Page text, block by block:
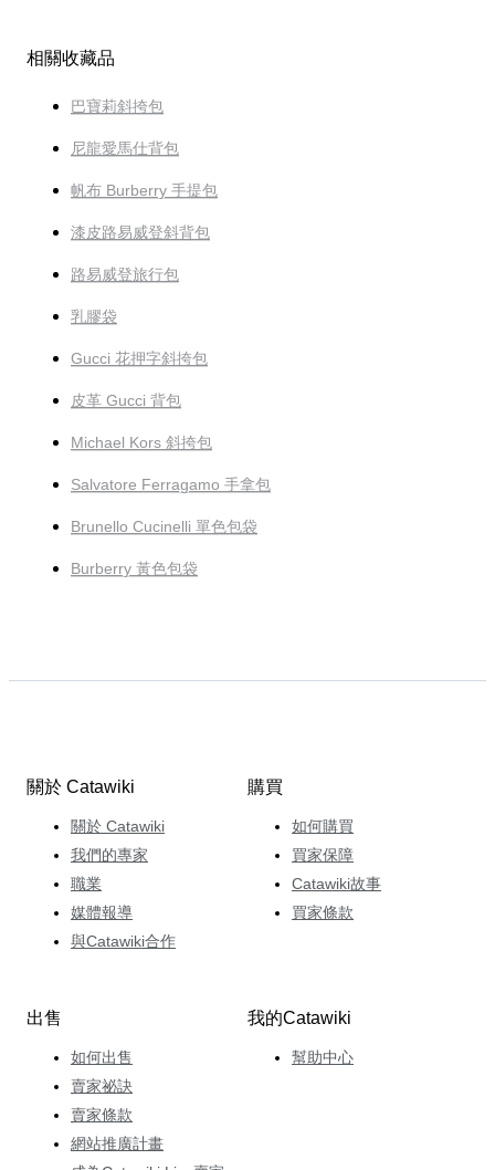
相關收藏品
巴寶莉斜挎包
尼龍愛馬仕背包
帆布 Burberry 手提包
漆皮路易威登斜背包
路易威登旅行包
乳膠袋
Gucci 花押字斜挎包
皮革 Gucci 背包
Michael Kors 斜挎包
Salvatore Ferragamo 手拿包
Brunello Cucinelli 單色包袋
Burberry 黃色包袋
關於 Catawiki
關於 Catawiki
我們的專家
職業
媒體報導
與Catawiki合作
購買
如何購買
買家保障
Catawiki故事
買家條款
出售
如何出售
賣家祕訣
賣家條款
網站推廣計畫
我的Catawiki
幫助中心